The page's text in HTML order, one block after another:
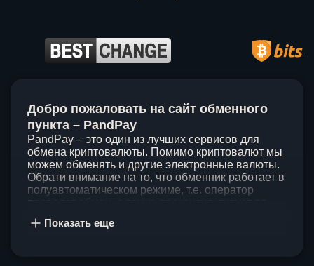
Добро пожаловать на сайт обменного
пункта – PandPay
PandPay – это один из лучших сервисов для
обмена криптовалюты. Помимо криптовалют мы
можем обменять и другие электронные валюты.
Обрати внимание на то, что обменник работает в
полуавтоматическом режиме, т.е. оператор
клиентов, поэтому стараемся проводить обмены
Показать еще